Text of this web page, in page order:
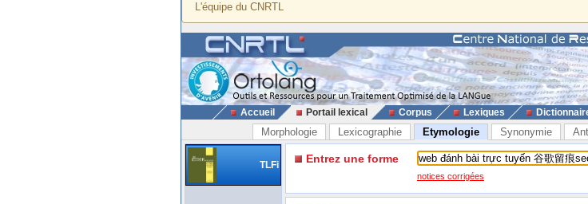
L'équipe du CNRTL
Accueil Portail lexical Corpus Lexiques
Morphologie Lexicographie Etymologie Synonymie
TLFi Entrez une forme
notices corrigées